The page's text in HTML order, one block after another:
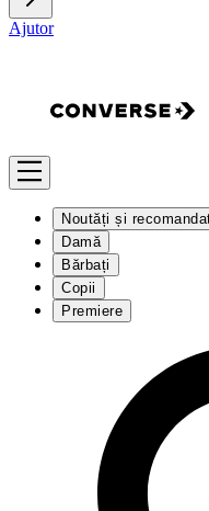
Ajutor
Noutăți și
Damă
Bărbați
Copii
Premiere